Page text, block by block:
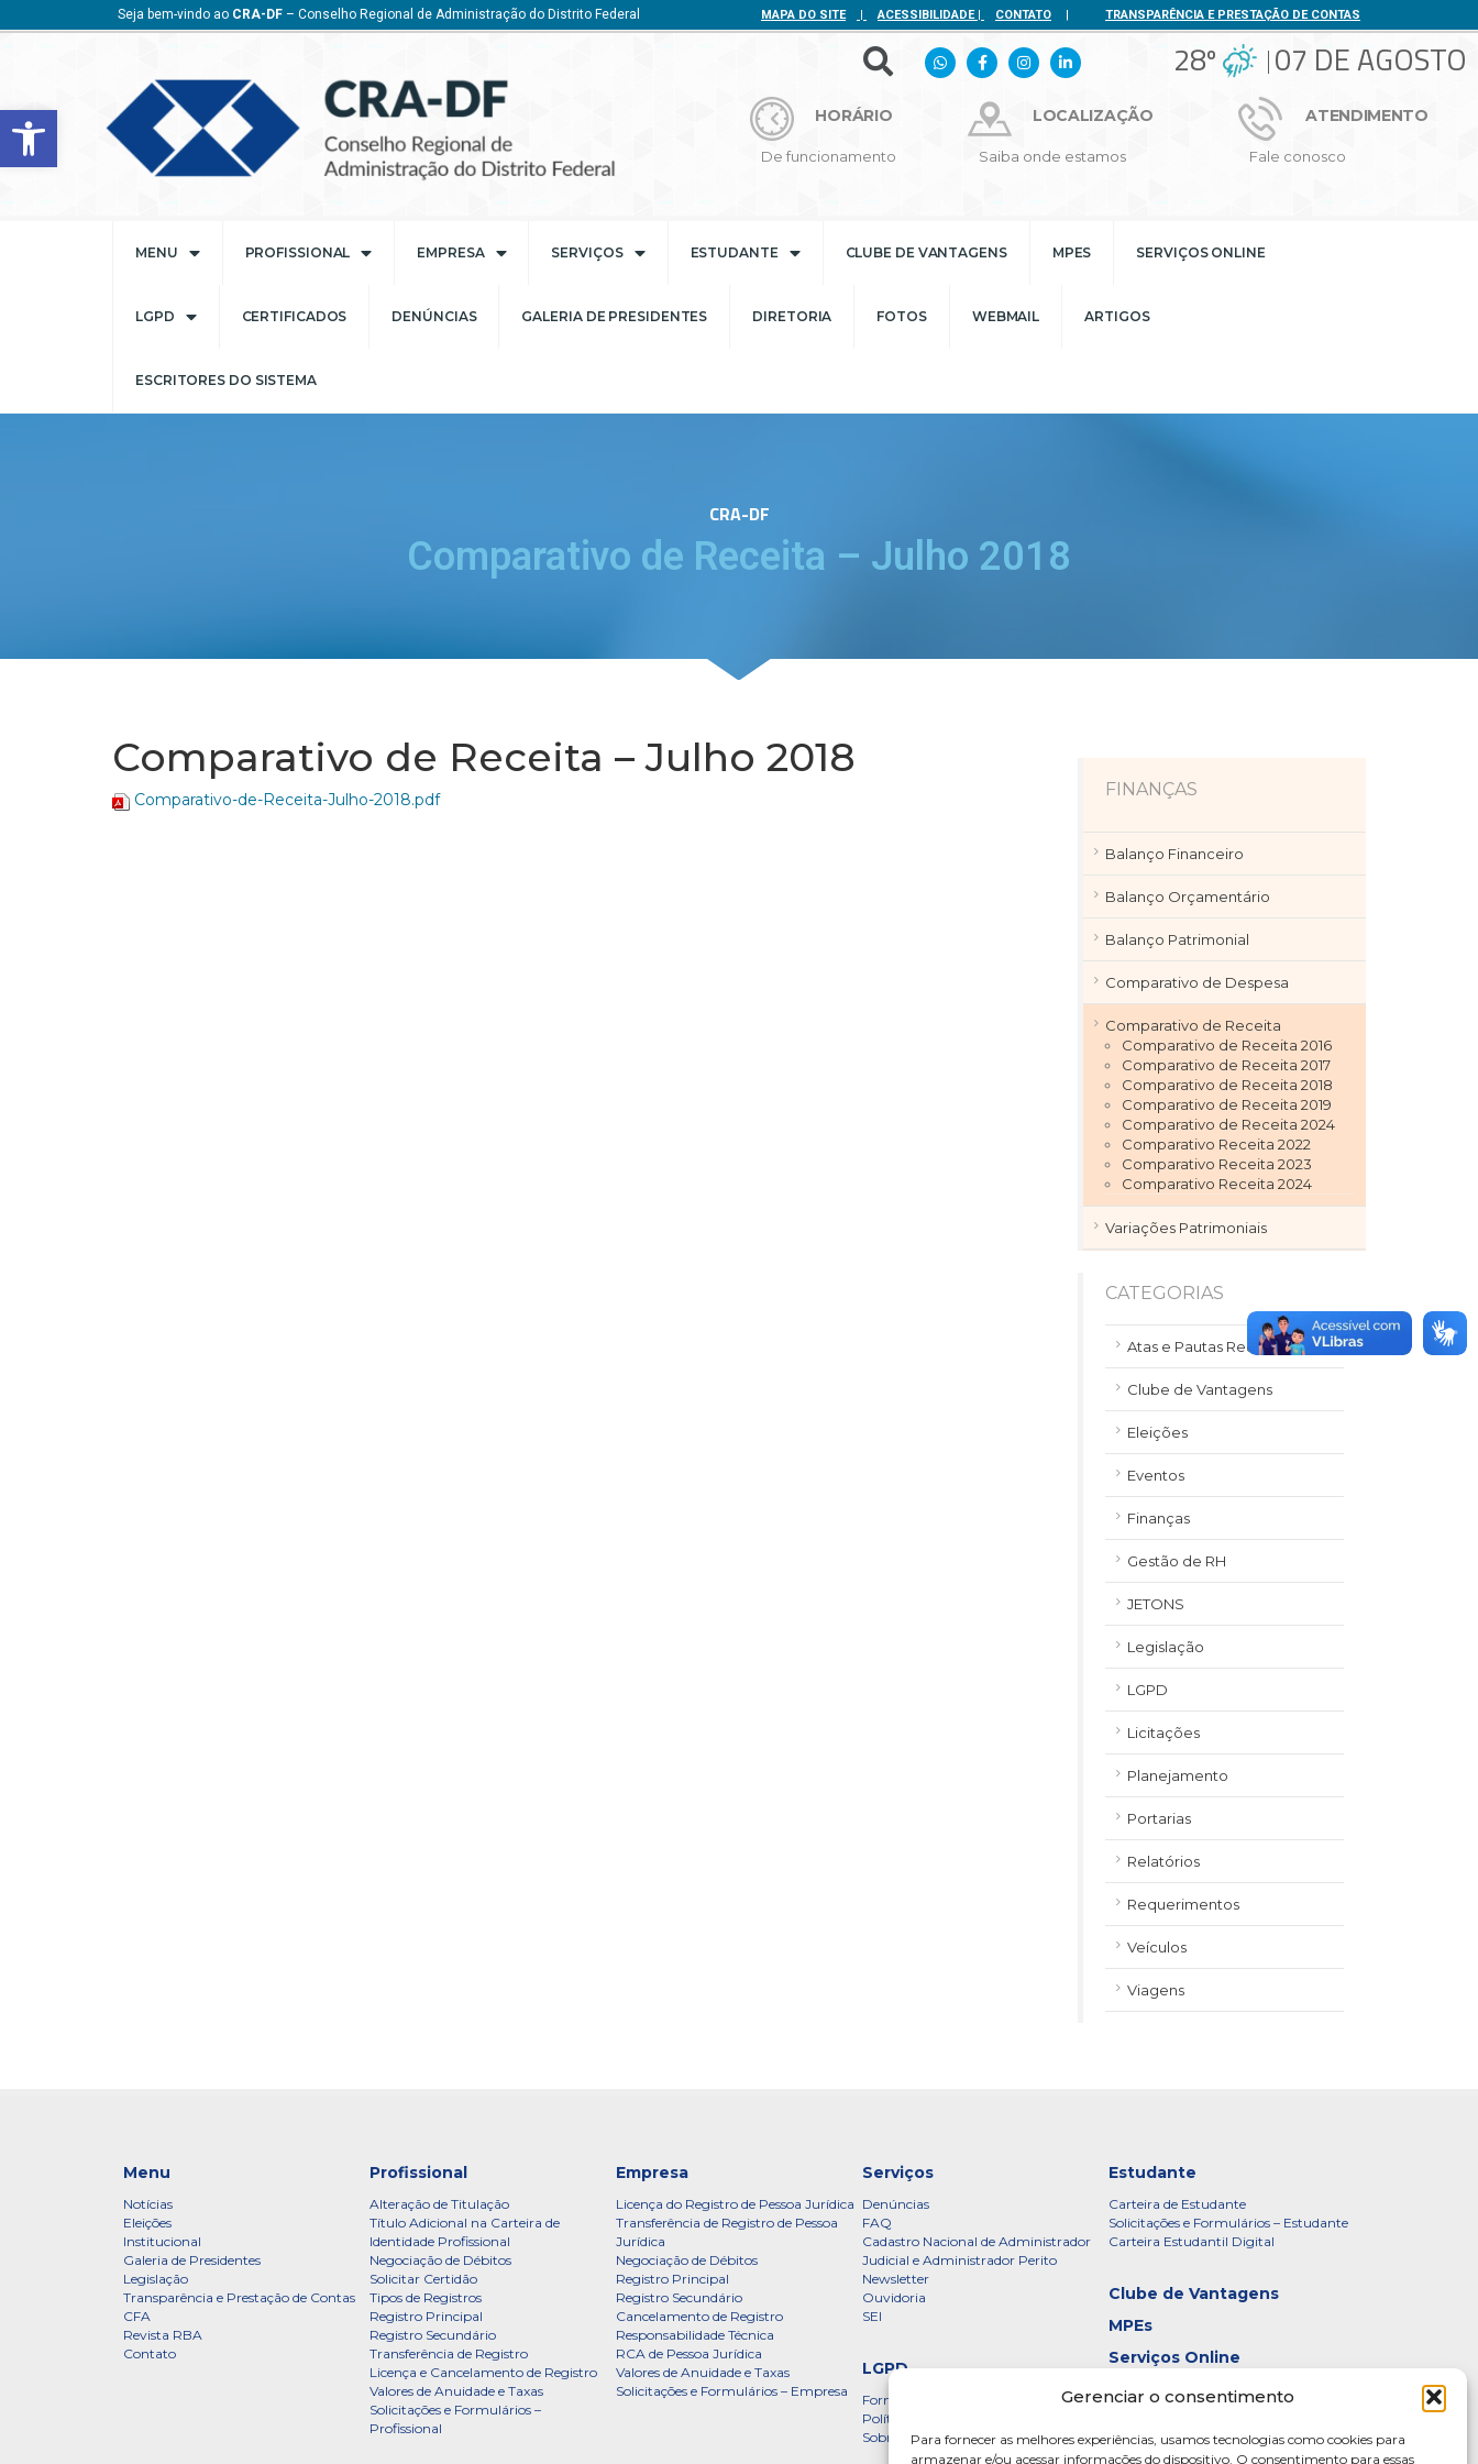
Barra de Ferramentas Aberta
Gerenciar o consentimento
Para fornecer as melhores experiências, usamos tecnologias como cookies para
armazenar e/ou acessar informações do dispositivo. O consentimento para essas
Seja bem-vindo ao CRA-DF – Conselho Regional de Administração do Distrito Federal MAPA DO SITE | ACESSIBILIDADE| CONTATO | TRANSPARÊNCIA E PRESTAÇÃO DE CONTAS
28º 07 DE AGOSTO
HORÁRIO
De funcionamento
LOCALIZAÇÃO
Saiba onde estamos
ATENDIMENTO
Fale conosco
MENU PROFISSIONAL EMPRESA SERVIÇOS ESTUDANTE CLUBE DE VANTAGENS MPES SERVIÇOS ONLINE
LGPD CERTIFICADOS DENÚNCIAS GALERIA DE PRESIDENTES DIRETORIA FOTOS WEBMAIL ARTIGOS
ESCRITORES DO SISTEMA
CRA-DF
Comparativo de Receita – Julho 2018
Comparativo de Receita – Julho 2018
Comparativo-de-Receita-Julho-2018.pdf FINANÇAS
Balanço Financeiro
Balanço Orçamentário
Balanço Patrimonial
Comparativo de Despesa
Comparativo de Receita
Comparativo de Receita 2016
Comparativo de Receita 2017
Comparativo de Receita 2018
Comparativo de Receita 2019
Comparativo de Receita 2024
Comparativo Receita 2022
Comparativo Receita 2023
Comparativo Receita 2024
Variações Patrimoniais
CATEGORIAS
Atas e Pautas Reuniões
Clube de Vantagens
Eleições
Eventos
Finanças
Gestão de RH
JETONS
Legislação
LGPD
Licitações
Planejamento
Portarias
Relatórios
Requerimentos
Veículos
Viagens
Menu
Notícias
Eleições
Institucional
Galeria de Presidentes
Legislação
Transparência e Prestação de Contas
CFA
Revista RBA
Contato
Profissional
Alteração de Titulação
Título Adicional na Carteira de
Identidade Profissional
Negociação de Débitos
Solicitar Certidão
Tipos de Registros
Registro Principal
Registro Secundário
Transferência de Registro
Licença e Cancelamento de Registro
Valores de Anuidade e Taxas
Solicitações e Formulários –
Profissional
Empresa
Licença do Registro de Pessoa Jurídica
Transferência de Registro de Pessoa
Jurídica
Negociação de Débitos
Registro Principal
Registro Secundário
Cancelamento de Registro
Responsabilidade Técnica
RCA de Pessoa Jurídica
Valores de Anuidade e Taxas
Solicitações e Formulários – Empresa
Serviços
Denúncias
FAQ
Cadastro Nacional de Administrador
Judicial e Administrador Perito
Newsletter
Ouvidoria
SEI
Estudante
Carteira de Estudante
Solicitações e Formulários – Estudante
Carteira Estudantil Digital
Clube de Vantagens
MPEs
Serviços Online
LGPD
Formulário
Política de Privacidade – CRADF
Sobre a LGPD
Certificados
Galeria de Presidentes